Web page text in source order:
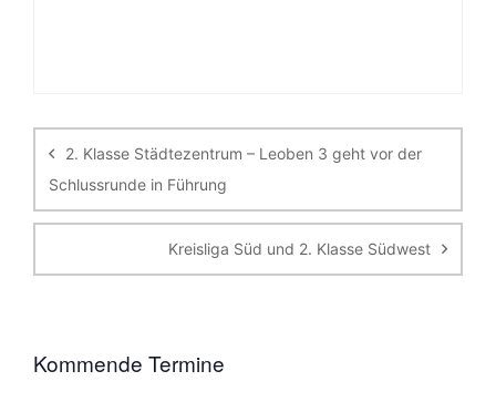
2. Klasse Städtezentrum – Leoben 3 geht vor der
Schlussrunde in Führung
Kreisliga Süd und 2. Klasse Südwest
Kommende Termine